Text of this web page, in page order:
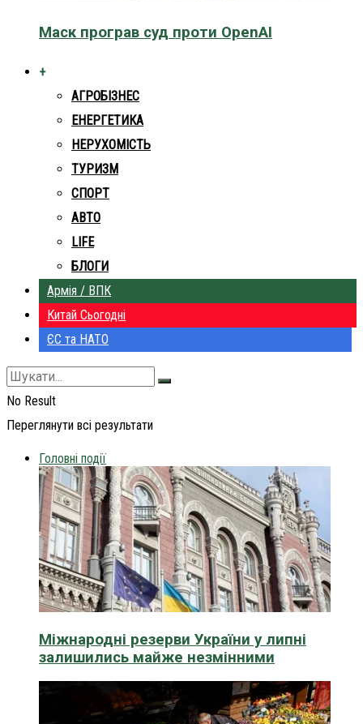
Маск програв суд проти OpenAI
+
АГРОБІЗНЕС
ЕНЕРГЕТИКА
НЕРУХОМІСТЬ
ТУРИЗМ
СПОРТ
АВТО
LIFE
БЛОГИ
Армія / ВПК
Китай Сьогодні
ЄС та НАТО
No Result
Переглянути всі результати
Головні події
Міжнародні резерви України у липні
залишились майже незмінними